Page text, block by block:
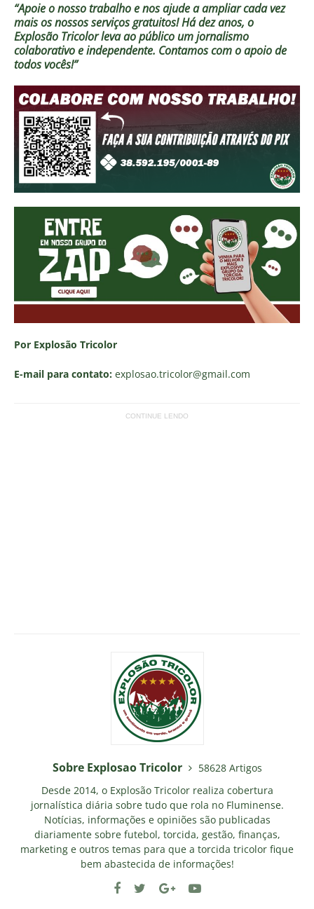
“Apoie o nosso trabalho e nos ajude a ampliar cada vez
mais os nossos serviços gratuitos!Há dez anos, o
Explosão Tricolor leva ao público um jornalismo
colaborativo e independente. Contamos com o apoio de
todos vocês!”
Por Explosão Tricolor
E-mail para contato: explosao.tricolor@gmail.com
CONTINUE LENDO
Sobre Explosao Tricolor
58628 Artigos
Desde 2014, o Explosão Tricolor realiza cobertura
jornalística diária sobre tudo que rola no Fluminense.
Notícias, informações e opiniões são publicadas
diariamente sobre futebol, torcida, gestão, finanças,
marketing e outros temas para que a torcida tricolor fique
bem abastecida de informações!